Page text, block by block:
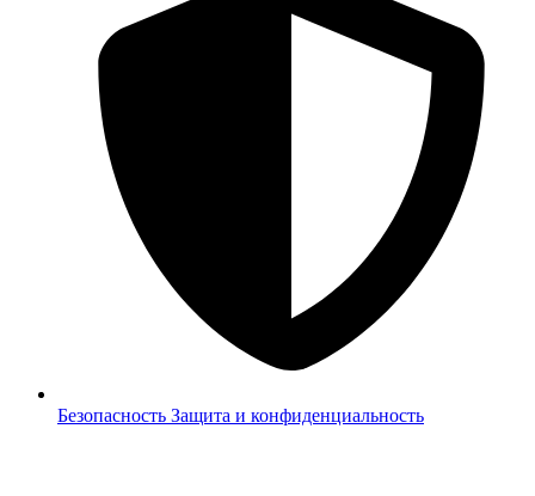
Безопасность Защита и конфиденциальность